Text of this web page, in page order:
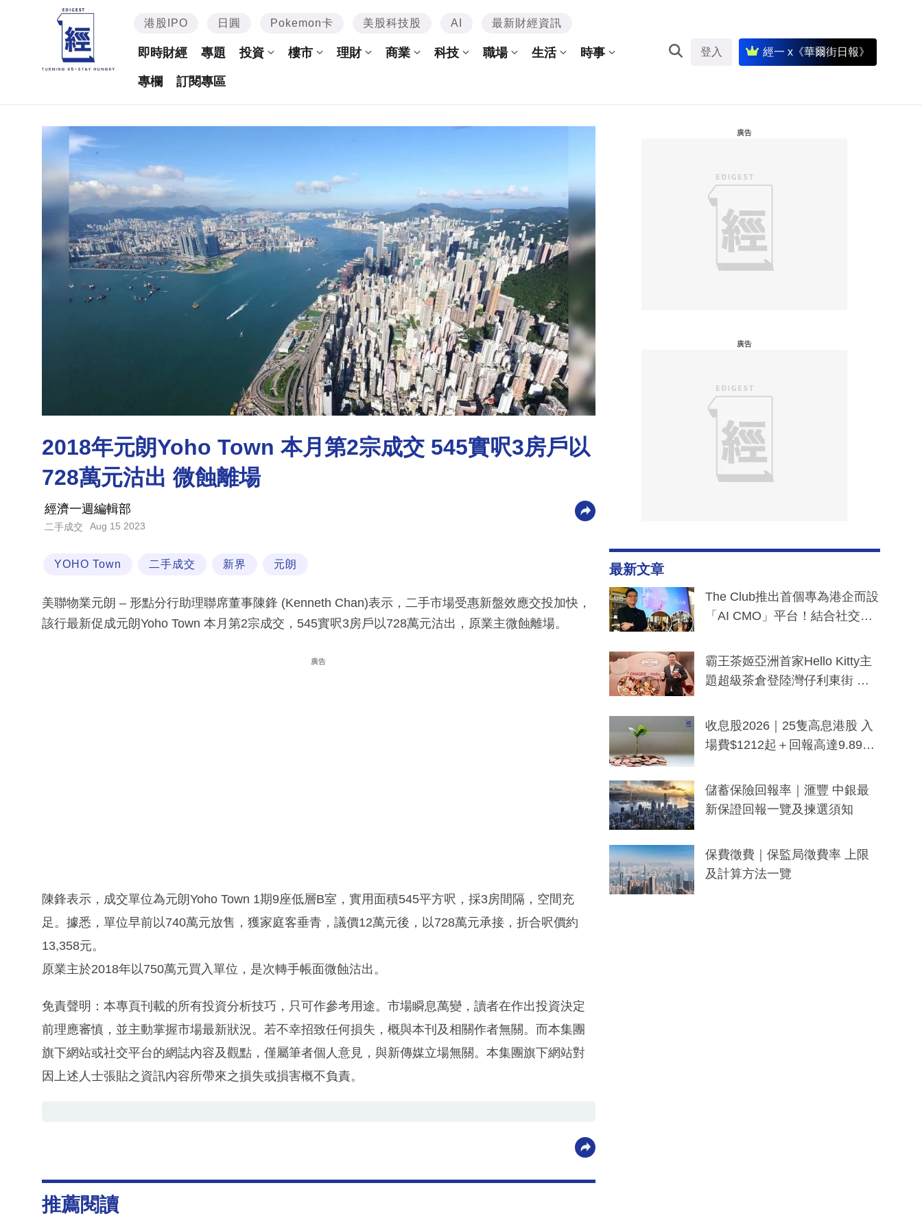
港股IPO 日圓 Pokemon卡 美股科技股 AI 最新財經資訊
即時財經 專題 投資 樓市 理財 商業 科技 職場 生活 時事
專欄 訂閱專區
登入 經一 x《華爾街日報》
2018年元朗Yoho Town 本月第2宗成交 545實呎3房戶以
728萬元沽出 微蝕離場
經濟一週編輯部
二手成交 Aug 15 2023
YOHO Town 二手成交 新界 元朗
美聯物業元朗 – 形點分行助理聯席董事陳鋒 (Kenneth Chan)表示，二手市場受惠新盤效應交投加快，
該行最新促成元朗Yoho Town 本月第2宗成交，545實呎3房戶以728萬元沽出，原業主微蝕離場。
廣告
陳鋒表示，成交單位為元朗Yoho Town 1期9座低層B室，實用面積545平方呎，採3房間隔，空間充
足。據悉，單位早前以740萬元放售，獲家庭客垂青，議價12萬元後，以728萬元承接，折合呎價約
13,358元。
原業主於2018年以750萬元買入單位，是次轉手帳面微蝕沽出。
免責聲明：本專頁刊載的所有投資分析技巧，只可作參考用途。市場瞬息萬變，讀者在作出投資決定
前理應審慎，並主動掌握市場最新狀況。若不幸招致任何損失，概與本刊及相關作者無關。而本集團
旗下網站或社交平台的網誌內容及觀點，僅屬筆者個人意見，與新傳媒立場無關。本集團旗下網站對
因上述人士張貼之資訊內容所帶來之損失或損害概不負責。
推薦閱讀
廣告
廣告
最新文章
The Club推出首個專為港企而設
「AI CMO」平台！結合社交聆
分鐘生成「貼地」宣傳短片
霸王茶姬亞洲首家Hello Kitty主
題超級茶倉登陸灣仔利東街 推
y及香港限定特調系列
收息股2026｜25隻高息港股 入
場費$1212起＋回報高達9.89
儲蓄保險回報率｜滙豐 中銀最
新保證回報一覽及揀選須知
保費徵費｜保監局徵費率 上限
及計算方法一覽